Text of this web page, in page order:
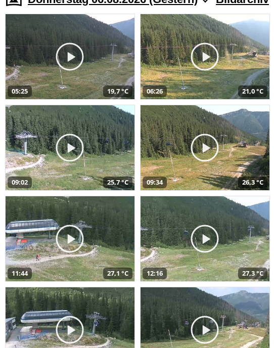
05:25 19,7 °C 06:26 21,0 °C
09:02 25,7 °C 09:34 26,3 °C
11:44 27,1 °C 12:16 27,3 °C